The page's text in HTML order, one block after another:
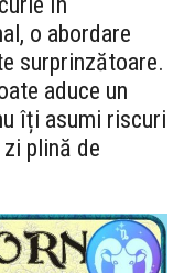
o abordare
surprinzătoare.
aduce un
îți asumi riscuri
plină de